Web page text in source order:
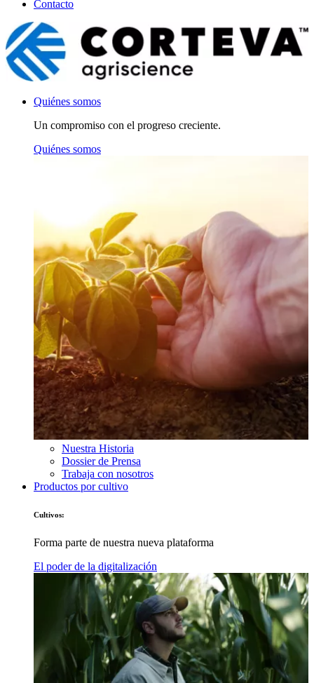
Contacto
Quiénes somos
Un compromiso con el progreso creciente.
Quiénes somos
Nuestra Historia
Dossier de Prensa
Trabaja con nosotros
Productos por cultivo
Cultivos:
Forma parte de nuestra nueva plataforma
El poder de la digitalización